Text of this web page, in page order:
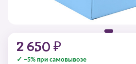
2 650 ₽
✓ −5% при самовывозе